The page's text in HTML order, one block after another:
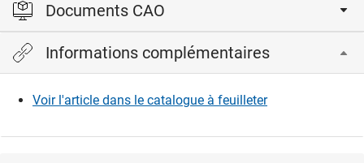
Documents CAO
Veuillez vous connecter pour afficher et télécharger les
fichiers CAD.
Connexion
Informations complémentaires
Voir l'article dans le catalogue à feuilleter